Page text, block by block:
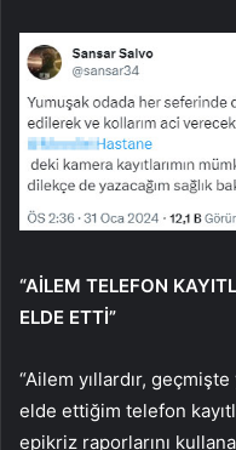
“AİLEM TELEFON
ELDE ETTİ”
“Ailem yıllardır, geçmişte
elde ettiğim telefon
epikriz raporlarını